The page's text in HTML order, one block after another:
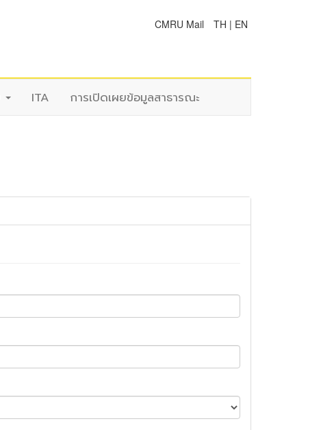
CMRU Mail TH | EN
ITA การเปิดเผยข้อมูลสาธารณะ